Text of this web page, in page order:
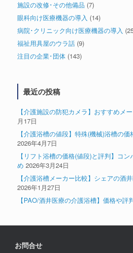
施設の改修･その他備品 (7)
眼科向け医療機器の導入 (14)
病院･クリニック向け医療機器の導入
福祉用具屋のウラ話 (9)
注目の企業･団体 (143)
最近の投稿
【介護施設の防犯カメラ】おすすめメ
月17日
【介護浴槽の値段】特殊(機械)浴槽の
2026年4月7日
【リフト浴槽の価格(値段)と評判】コ
め 2026年3月24日
【介護浴槽メーカー比較】シェアの酒
2026年1月27日
【PAO/酒井医療の介護浴槽】価格や評
お問合せ